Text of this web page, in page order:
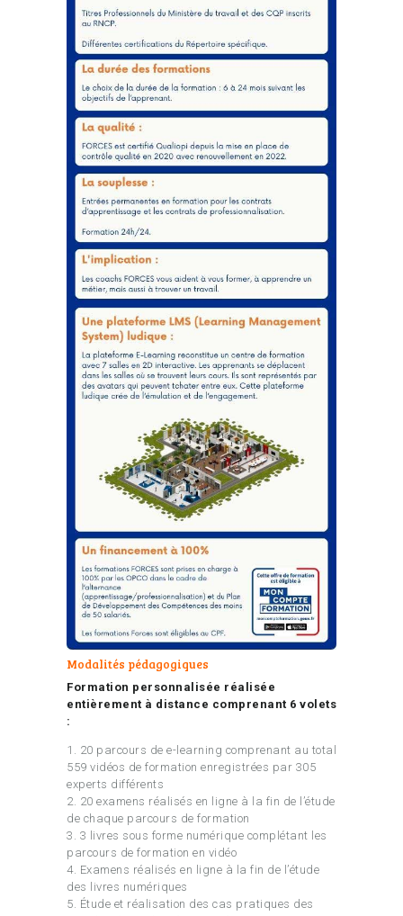
Modalités pédagogiques
Formation personnalisée réalisée
entièrement à distance comprenant 6 volets
:
1. 20 parcours de e-learning comprenant au total
559 vidéos de formation enregistrées par 305
experts différents
2. 20 examens réalisés en ligne à la fin de l’étude
de chaque parcours de formation
3. 3 livres sous forme numérique complétant les
parcours de formation en vidéo
4. Examens réalisés en ligne à la fin de l’étude
des livres numériques
5. Étude et réalisation des cas pratiques des